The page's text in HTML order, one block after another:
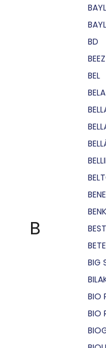
B
BD
BEL
BELA
BIG
BIO
BIO